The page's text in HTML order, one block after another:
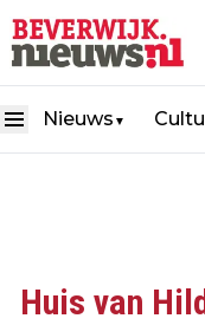
Nieuws ▼
Huis van